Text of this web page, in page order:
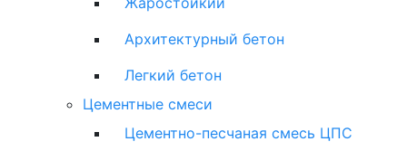
Архитектурный бетон
Легкий бетон
Цементные смеси
Цементно-песчаная смесь ЦПС